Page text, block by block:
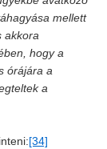
mellett
akkora
hogy a
órájára a
a
[34]